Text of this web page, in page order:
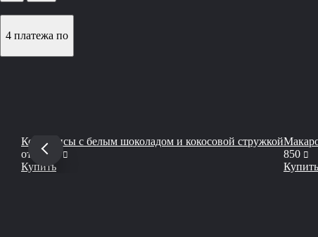
4 платежа по
Кейкпопсы с белым шоколадом и кокосовой стружкой
от
2 000
руб
Купить
850 руб
Купить